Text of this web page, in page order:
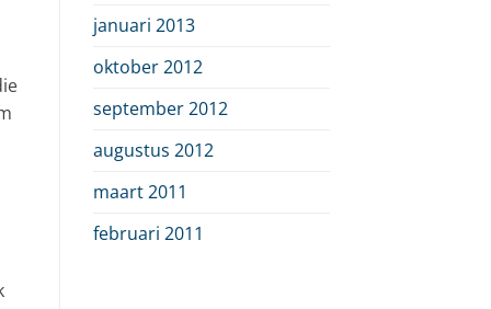
januari 2013
oktober 2012
september 2012
augustus 2012
maart 2011
februari 2011